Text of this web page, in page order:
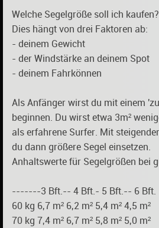
Welche Segelgröße soll ich kaufen?
Dies hängt von drei Faktoren ab:
- deinem Gewicht
- der Windstärke an deinem Spot
- deinem Fahrkönnen
Als Anfänger wirst du mit einem
beginnen. Du wirst etwa 3m²
als erfahrene Surfer. Mit
du dann größere Segel einsetzen.
Anhaltswerte für Segelgrößen bei
-------3 Bft.-- 4 Bft.- 5 Bft.-- 6 Bft.
60 kg 6,7 m² 6,2 m² 5,4 m² 4,5 m²
70 kg 7,4 m² 6,7 m² 5,8 m² 5,0 m²